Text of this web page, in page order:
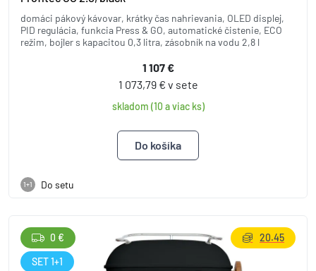
domáci pákový kávovar, krátky čas nahrievania, OLED displej,
PID regulácia, funkcia Press & GO, automatické čistenie, ECO
režim, bojler s kapacitou 0,3 litra, zásobník na vodu 2,8 l
1 107 €
1 073,79 € v sete
skladom (10 a viac ks)
1+1 Do setu
0 €
SET 1+1
20.45